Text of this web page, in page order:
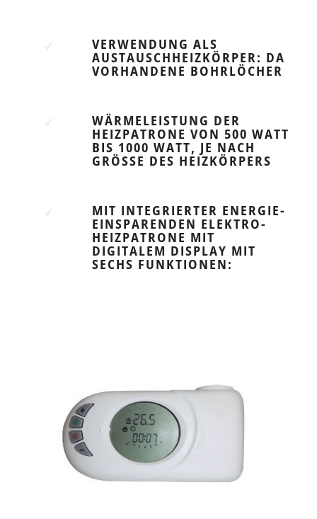
VERWENDUNG ALS
AUSTAUSCHHEIZKÖRPER: DA
VORHANDENE BOHRLÖCHER
WÄRMELEISTUNG DER
HEIZPATRONE VON 500 WATT
BIS 1000 WATT, JE NACH
GRÖSSE DES HEIZKÖRPERS
MIT INTEGRIERTER ENERGIE-
EINSPARENDEN ELEKTRO-
HEIZPATRONE MIT
DIGITALEM DISPLAY MIT
SECHS FUNKTIONEN: